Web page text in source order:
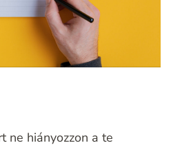
ne hiányozzon a te